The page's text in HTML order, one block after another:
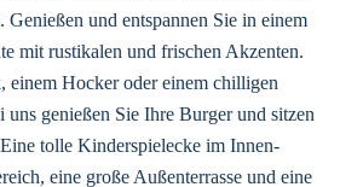
und entspannen Sie in einem
mit rustikalen und frischen Akzenten.
einem Hocker oder einem chilligen
uns genießen Sie Ihre Burger und sitzen
tolle Kinderspielecke im Innen-
eine große Außenterrasse und eine